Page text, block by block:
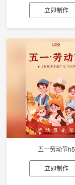
立即制作
五一劳动节h5
立即制作